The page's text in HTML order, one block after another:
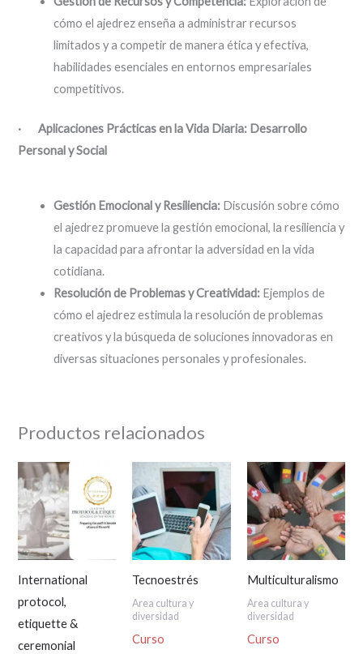
cómo el ajedrez enseña a administrar recursos
limitados y a competir de manera ética y efectiva,
habilidades esenciales en entornos empresariales
competitivos.
· Aplicaciones Prácticas en la Vida Diaria: Desarrollo
Personal y Social
Gestión Emocional y Resiliencia: Discusión sobre cómo
el ajedrez promueve la gestión emocional, la resiliencia y
la capacidad para afrontar la adversidad en la vida
cotidiana.
Resolución de Problemas y Creatividad: Ejemplos de
cómo el ajedrez estimula la resolución de problemas
creativos y la búsqueda de soluciones innovadoras en
diversas situaciones personales y profesionales.
Productos relacionados
International
protocol,
etiquette &
ceremonial
Tecnoestrés
Area cultura y
diversidad
Curso
Multiculturalismo
Area cultura y
diversidad
Curso